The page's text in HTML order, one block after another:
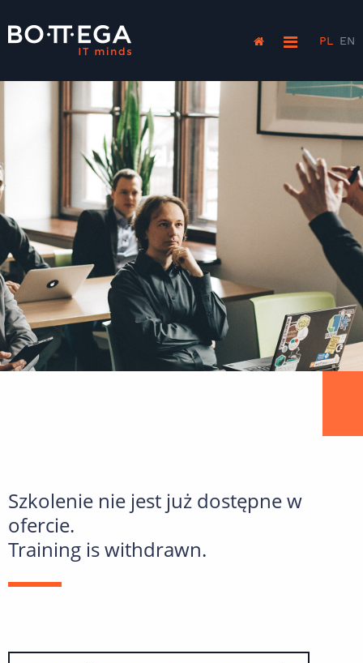
PL EN
Szkolenie nie jest już dostępne w
ofercie.
Training is withdrawn.